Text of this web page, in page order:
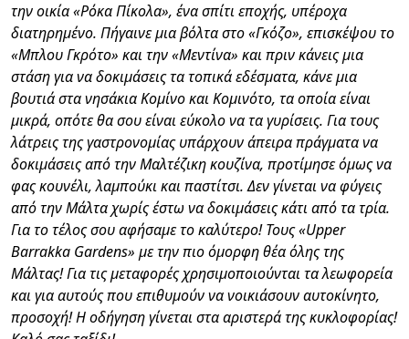
την οικία «Ρόκα Πίκολα», ένα σπίτι εποχής, υπέροχα
διατηρημένο. Πήγαινε μια βόλτα στο «Γκόζο», επισκέψου το
«Μπλου Γκρότο» και την «Μεντίνα» και πριν κάνεις μια
στάση για να δοκιμάσεις τα τοπικά εδέσματα, κάνε μια
βουτιά στα νησάκια Κομίνο και Κομινότο, τα οποία είναι
μικρά, οπότε θα σου είναι εύκολο να τα γυρίσεις. Για τους
λάτρεις της γαστρονομίας υπάρχουν άπειρα πράγματα να
δοκιμάσεις από την Μαλτέζικη κουζίνα, προτίμησε όμως να
φας κουνέλι, λαμπούκι και παστίτσι. Δεν γίνεται να φύγεις
από την Μάλτα χωρίς έστω να δοκιμάσεις κάτι από τα τρία.
Για το τέλος σου αφήσαμε το καλύτερο! Τους «Upper
Barrakka Gardens» με την πιο όμορφη θέα όλης της
Μάλτας! Για τις μεταφορές χρησιμοποιούνται τα λεωφορεία
και για αυτούς που επιθυμούν να νοικιάσουν αυτοκίνητο,
προσοχή! Η οδήγηση γίνεται στα αριστερά της κυκλοφορίας!